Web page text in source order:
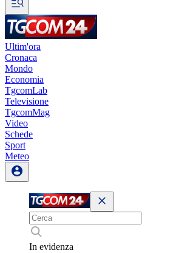
Ultim'ora
Cronaca
Mondo
Economia
TgcomLab
Televisione
TgcomMag
Video
Schede
Sport
Meteo
In evidenza